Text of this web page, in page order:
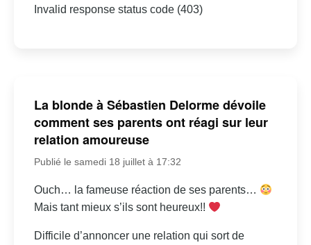
Invalid response status code (403)
La blonde à Sébastien Delorme dévoile
comment ses parents ont réagi sur leur
relation amoureuse
Publié le samedi 18 juillet à 17:32
Ouch… la fameuse réaction de ses parents…
Mais tant mieux s’ils sont heureux!!
Difficile d’annoncer une relation qui sort de